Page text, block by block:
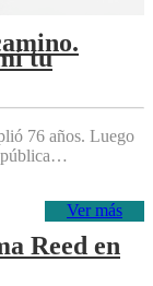
tu
76 años. Luego
Ver más
Reed en